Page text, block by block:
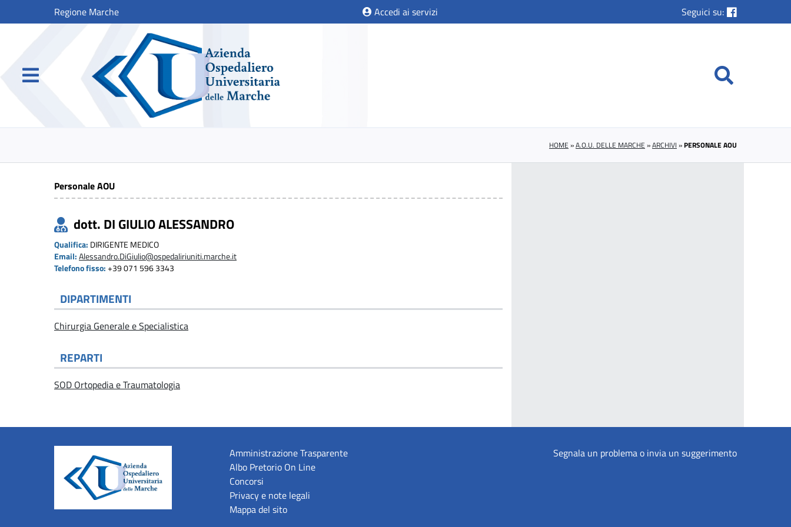
Regione Marche Accedi ai servizi Seguici su:
HOME »A.O.U. DELLE MARCHE »ARCHIVI »PERSONALE AOU
Personale AOU
dott. DI GIULIO ALESSANDRO
Qualifica: DIRIGENTE MEDICO
Email: Alessandro.DiGiulio@ospedaliriuniti.marche.it
Telefono fisso: +39 071 596 3343
DIPARTIMENTI
Chirurgia Generale e Specialistica
REPARTI
SOD Ortopedia e Traumatologia
Amministrazione Trasparente
Albo Pretorio On Line
Concorsi
Privacy e note legali
Mappa del sito
Segnala un problema o invia un suggerimento